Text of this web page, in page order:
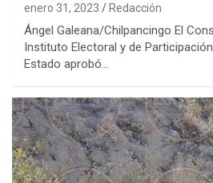
enero 31, 2023 Redacción
Ángel Galeana/Chilpancingo El
Instituto Electoral y de
Estado aprobó…